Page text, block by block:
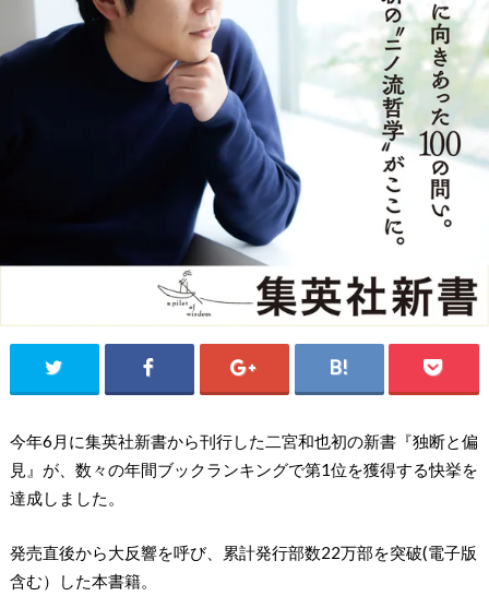
今年6月に集英社新書から刊行した二宮和也初の新書『独断と偏
見』が、数々の年間ブックランキングで第1位を獲得する快挙を
達成しました。
発売直後から大反響を呼び、累計発行部数22万部を突破(電子版
含む）した本書籍。